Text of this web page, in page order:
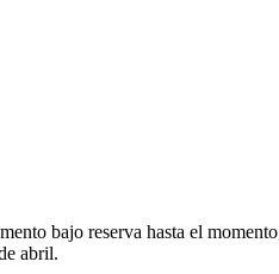
bajo reserva hasta el
abril.